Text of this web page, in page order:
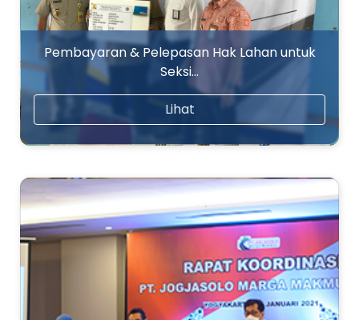
Pembayaran & Pelepasan Hak Lahan untuk
Seksi…
Lihat